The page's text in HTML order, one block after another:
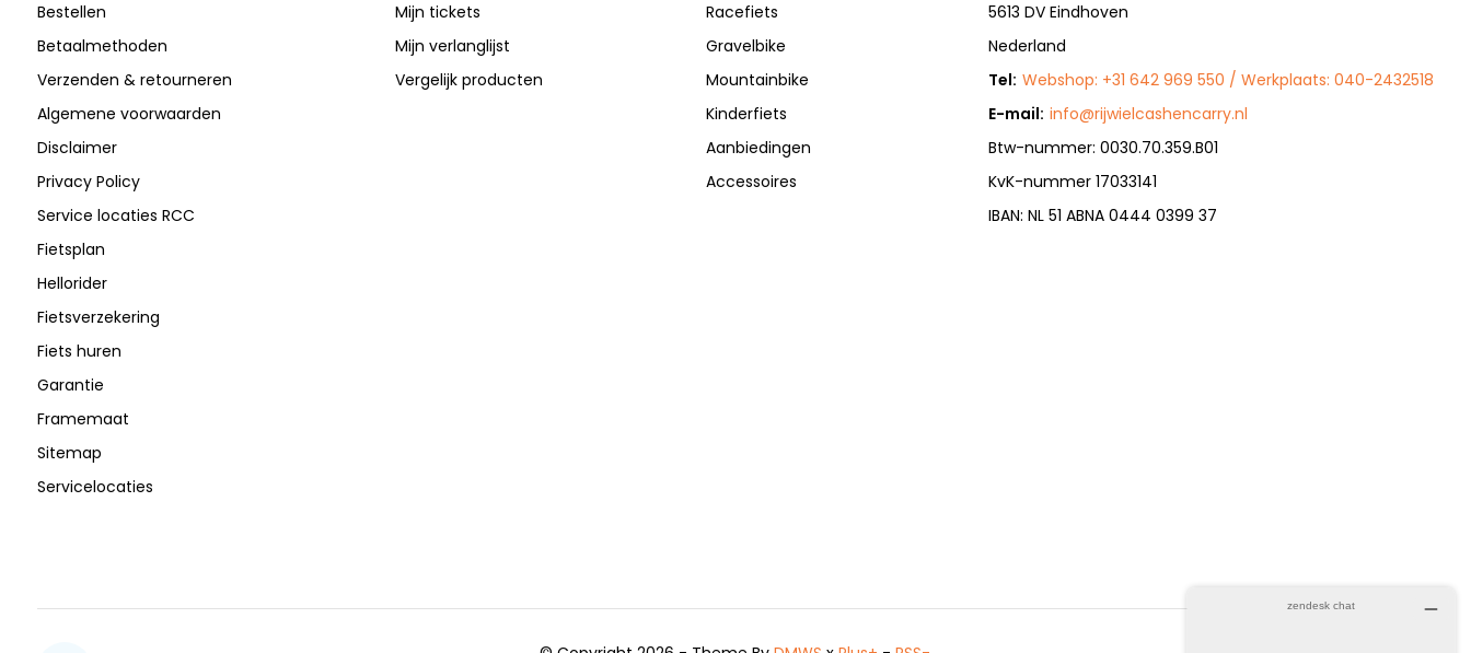
Bestellen
Betaalmethoden
Verzenden & retourneren
Algemene voorwaarden
Disclaimer
Privacy Policy
Service locaties RCC
Fietsplan
Hellorider
Fietsverzekering
Fiets huren
Garantie
Framemaat
Sitemap
Servicelocaties
Mijn tickets
Mijn verlanglijst
Vergelijk producten
Racefiets
Gravelbike
Mountainbike
Kinderfiets
Aanbiedingen
Accessoires
5613 DV Eindhoven
Nederland
Tel: Webshop: +31 642 969 550 / Werkplaats: 040-2432518
E-mail: info@rijwielcashencarry.nl
Btw-nummer: 0030.70.359.B01
KvK-nummer 17033141
IBAN: NL 51 ABNA 0444 0399 37